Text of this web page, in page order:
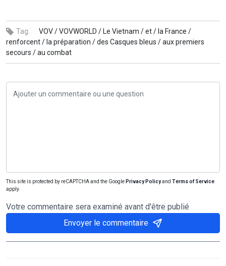
Tag: VOV /VOVWORLD / Le Vietnam /et / la France /
renforcent / la préparation /des Casques bleus /aux premiers
secours /au combat
This site is protected by reCAPTCHA and the Google Privacy Policyand Terms of Service
apply.
Votre commentaire sera examiné avant d'être publié
Envoyer le commentaire